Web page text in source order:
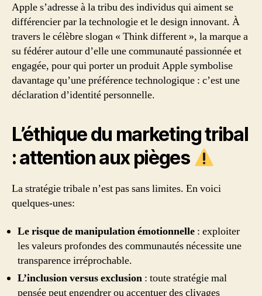
Apple s’adresse à la tribu des individus qui aiment se
différencier par la technologie et le design innovant. À
travers le célèbre slogan « Think different », la marque a
su fédérer autour d’elle une communauté passionnée et
engagée, pour qui porter un produit Apple symbolise
davantage qu’une préférence technologique : c’est une
déclaration d’identité personnelle.
L’éthique du marketing tribal
: attention aux pièges
La stratégie tribale n’est pas sans limites. En voici
quelques-unes:
Le risque de manipulation émotionnelle : exploiter
les valeurs profondes des communautés nécessite une
transparence irréprochable.
L’inclusion versus exclusion : toute stratégie mal
pensée peut engendrer ou accentuer des clivages